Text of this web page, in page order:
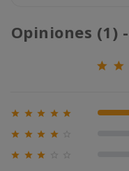
Opiniones (1)
    
   
  